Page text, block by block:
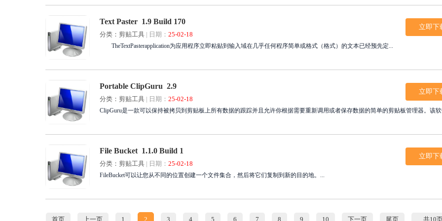
Text Paster 1.9 Build 170
分类：剪贴工具 | 日期： 25-02-18
TheTextPasterapplication为应用程序立即粘贴到输入域在几乎任何程序简单或格式（格式）的文本已经预先定...
立即下
Portable ClipGuru 2.9
分类：剪贴工具 | 日期： 25-02-18
ClipGuru是一款可以保持被拷贝到剪贴板上所有数据的跟踪并且允许你根据需要重新调用或者保存数据的简单的剪贴板管理器。该软
立即下
File Bucket 1.1.0 Build 1
分类：剪贴工具 | 日期： 25-02-18
FileBucket可以让您从不同的位置创建一个文件集合，然后将它们复制到新的目的地。...
立即下
首页 上一页 1 2 3 4 5 6 7 8 9 10 下一页 尾页 共10